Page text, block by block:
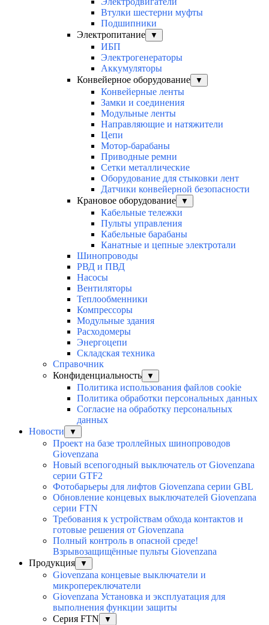
Втулки шестерни муфты
Подшипники
Электропитание
▼
ИБП
Электрогенераторы
Аккумуляторы
Конвейерное оборудование
▼
Конвейерные ленты
Замки и соединения
Модульные ленты
Направляющие и натяжители
Цепи
Мотор-барабаны
Приводные ремни
Сетки металлические
Оборудование для стыковки лент
Датчики конвейерной безопасности
Крановое оборудование
▼
Кабельные тележки
Пульты управления
Кабельные барабаны
Канатные и цепные электротали
Шинопроводы
РВД и ПВД
Насосы
Вентиляторы
Теплообменники
Компрессоры
Модульные здания
Расходомеры
Энергоцепи
Складская техника
Справочник
Конфиденциальность
▼
Политика использования файлов cookie
Политика обработки персональных данных
Согласие на обработку персональных
данных
Новости
▼
Проект на базе троллейных шинопроводов
Giovenzana
Новый всепогодный выключатель от Giovenzana
серии GTF2
Фотобарьеры для лифтов Giovenzana серии GBL
Обновление концевых выключателей Giovenzana
серии FTN
Требования к устройствам обхода контактов и
готовые решения от Giovenzana
Полный контроль в опасной среде!
Взрывозащищённые пульты Giovenzana
Продукция
▼
Giovenzana концевые выключатели и
микропереключатели
Giovenzana Установка и эксплуатация для
выполнения функции защиты
Серия FTN
▼